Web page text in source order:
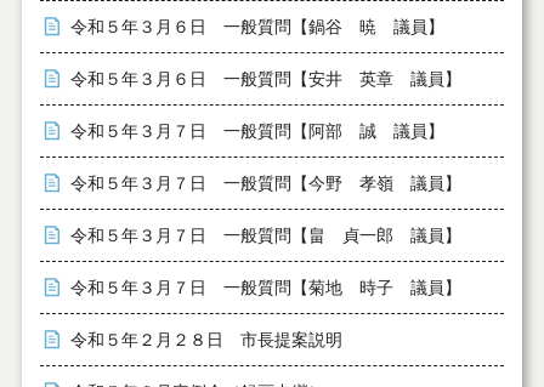
令和５年３月６日 一般質問【鍋谷 暁 議員】
令和５年３月６日 一般質問【安井 英章 議員】
令和５年３月７日 一般質問【阿部 誠 議員】
令和５年３月７日 一般質問【今野 孝嶺 議員】
令和５年３月７日 一般質問【畠 貞一郎 議員】
令和５年３月７日 一般質問【菊地 時子 議員】
令和５年２月２８日 市長提案説明